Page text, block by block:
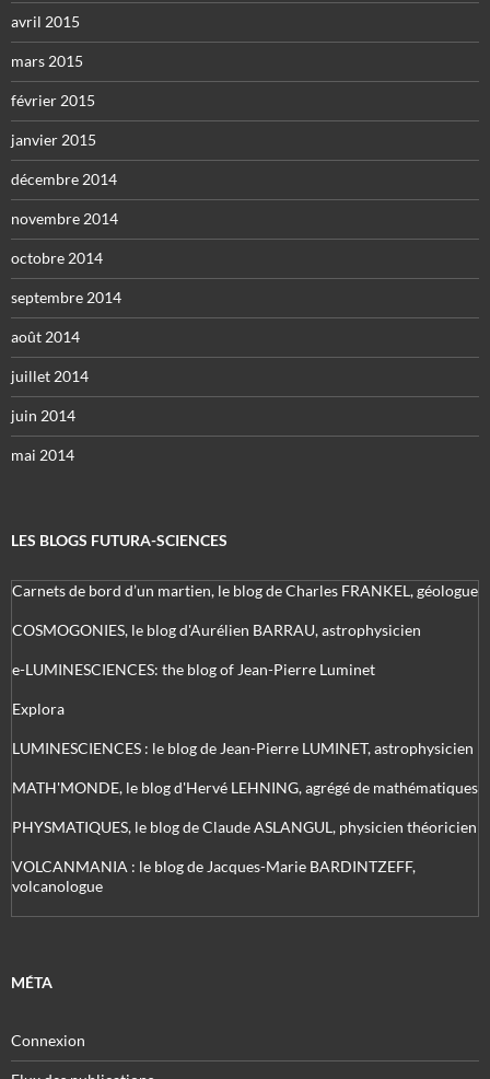
avril 2015
mars 2015
février 2015
janvier 2015
décembre 2014
novembre 2014
octobre 2014
septembre 2014
août 2014
juillet 2014
juin 2014
mai 2014
LES BLOGS FUTURA-SCIENCES
Carnets de bord d’un martien, le blog de Charles FRANKEL, géologue
COSMOGONIES, le blog d'Aurélien BARRAU, astrophysicien
e-LUMINESCIENCES: the blog of Jean-Pierre Luminet
Explora
LUMINESCIENCES : le blog de Jean-Pierre LUMINET, astrophysicien
MATH'MONDE, le blog d'Hervé LEHNING, agrégé de mathématiques
PHYSMATIQUES, le blog de Claude ASLANGUL, physicien théoricien
VOLCANMANIA : le blog de Jacques-Marie BARDINTZEFF,
volcanologue
MÉTA
Connexion